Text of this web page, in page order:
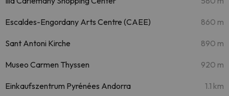
Escaldes-Engordany Arts Centre (CAEE) 860 m
Sant Antoni Kirche 890 m
Museo Carmen Thyssen 920 m
Einkaufszentrum Pyrénées Andorra 1.1 km